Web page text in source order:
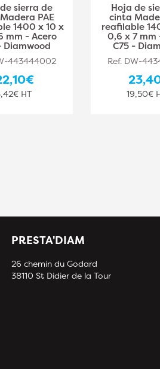
sierra de
PAE
1400 x 10 x
mm - Acero
Diamwood
443444002
HT
Hoja de
cinta
reafilable
0,6 x 7 mm
C75 -
Ref. DW-
19,50€
PRESTA'DIAM
26 chemin du Godard
38110 St Didier de la Tour